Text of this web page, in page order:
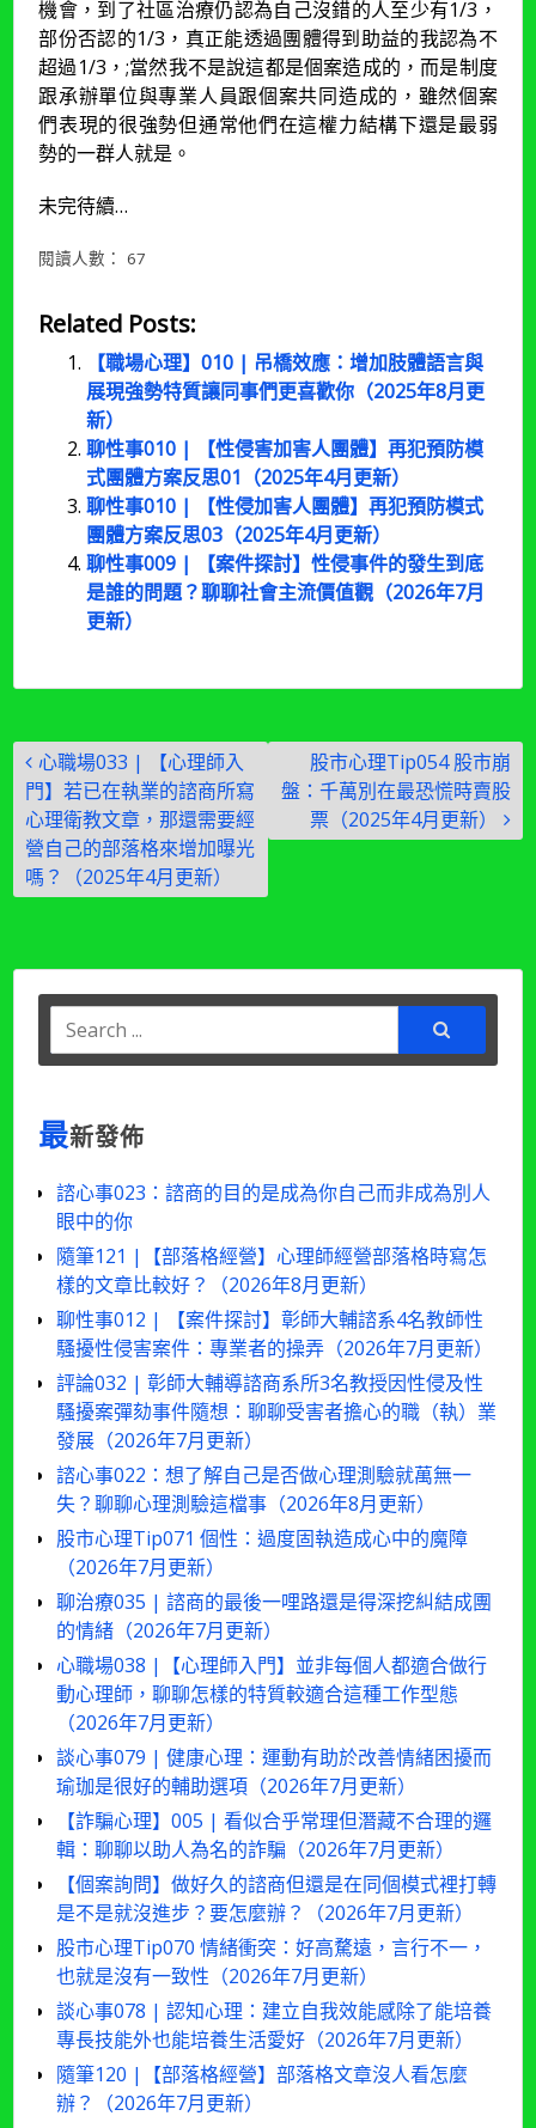
機會，到了社區治療仍認為自己沒錯的人至少有1/3，
部份否認的1/3，真正能透過團體得到助益的我認為不
超過1/3，;當然我不是說這都是個案造成的，而是制度
跟承辦單位與專業人員跟個案共同造成的，雖然個案
們表現的很強勢但通常他們在這權力結構下還是最弱
勢的一群人就是。
未完待續…
閱讀人數： 67
Related Posts:
【職場心理】010 | 吊橋效應：增加肢體語言與
展現強勢特質讓同事們更喜歡你（2025年8月更
新）
聊性事010 | 【性侵害加害人團體】再犯預防模
式團體方案反思01（2025年4月更新）
聊性事010 | 【性侵加害人團體】再犯預防模式
團體方案反思03（2025年4月更新）
聊性事009 | 【案件探討】性侵事件的發生到底
是誰的問題？聊聊社會主流價值觀（2026年7月
更新）
文
章
導
覽
心職場033 | 【心理師入
門】若已在執業的諮商所寫
心理衛教文章，那還需要經
營自己的部落格來增加曝光
嗎？（2025年4月更新）
股市心理Tip054 股市崩
盤：千萬別在最恐慌時賣股
票（2025年4月更新）
Search
for:
最新發佈
諮心事023：諮商的目的是成為你自己而非成為別人
眼中的你
隨筆121 |【部落格經營】心理師經營部落格時寫怎
樣的文章比較好？（2026年8月更新）
聊性事012 | 【案件探討】彰師大輔諮系4名教師性
騷擾性侵害案件：專業者的操弄（2026年7月更新）
評論032 | 彰師大輔導諮商系所3名教授因性侵及性
騷擾案彈劾事件隨想：聊聊受害者擔心的職（執）業
發展（2026年7月更新）
諮心事022：想了解自己是否做心理測驗就萬無一
失？聊聊心理測驗這檔事（2026年8月更新）
股市心理Tip071 個性：過度固執造成心中的魔障
（2026年7月更新）
聊治療035 | 諮商的最後一哩路還是得深挖糾結成團
的情緒（2026年7月更新）
心職場038 |【心理師入門】並非每個人都適合做行
動心理師，聊聊怎樣的特質較適合這種工作型態
（2026年7月更新）
談心事079 | 健康心理：運動有助於改善情緒困擾而
瑜珈是很好的輔助選項（2026年7月更新）
【詐騙心理】005 | 看似合乎常理但潛藏不合理的邏
輯：聊聊以助人為名的詐騙（2026年7月更新）
【個案詢問】做好久的諮商但還是在同個模式裡打轉
是不是就沒進步？要怎麼辦？（2026年7月更新）
股市心理Tip070 情緒衝突：好高騖遠，言行不一，
也就是沒有一致性（2026年7月更新）
談心事078 | 認知心理：建立自我效能感除了能培養
專長技能外也能培養生活愛好（2026年7月更新）
隨筆120 |【部落格經營】部落格文章沒人看怎麼
辦？（2026年7月更新）